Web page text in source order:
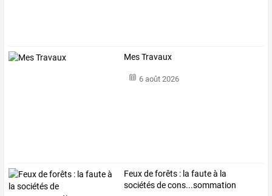
Mes Travaux
6 août 2026
Feux de forêts : la faute à la
sociétés de cons...sommation